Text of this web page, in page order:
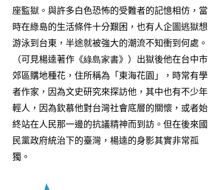
座監獄。與許多白色恐怖的受難者的記憶相仿，當
時在綠島的生活條件十分艱困，也有人企圖逃獄想
游泳到台東，半途就被強大的潮流不知衝到何處。
（可見楊逵著作《綠島家書》）出獄後他在台中市
郊區購地種花，住所稱為「東海花園」，時常有學
者作家，因為文史研究來探訪他，其中也有不少年
輕人，因為欽慕他對台灣社會底層的關懷，或者始
終站在人民那一邊的抗議精神而到訪。但在後來國
民黨政府統治下的臺灣，楊逵的身影其實非常孤
獨。